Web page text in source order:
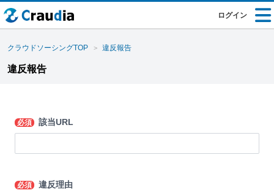
ログイン
クラウドソーシングTOP 違反報告
違反報告
必須 該当URL
必須 違反理由